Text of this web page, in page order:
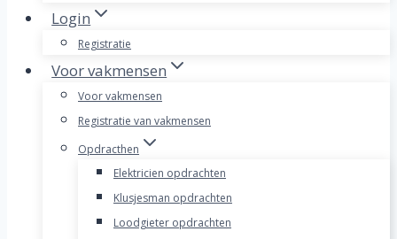
Login
Registratie
Voor vakmensen
Voor vakmensen
Registratie van vakmensen
Opdracthen
Elektricien opdrachten
Klusjesman opdrachten
Loodgieter opdrachten